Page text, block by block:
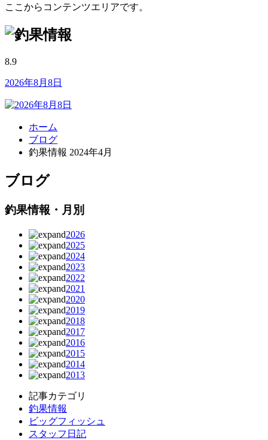
ここからコンテンツエリアです。
8.9
2026年8月8日
ホーム
ブログ
釣果情報 2024年4月
ブログ
釣果情報・月別
2026
2025
2024
2023
2022
2021
2020
2019
2018
2017
2016
2015
2014
2013
記事カテゴリ
釣果情報
ビッグフィッシュ
スタッフ日記